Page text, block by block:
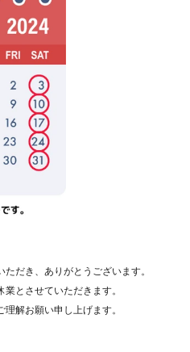
だき、ありがとうございます。
とさせていただきます。
解お願い申し上げます。